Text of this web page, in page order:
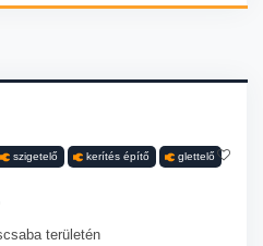
szigetelő kerítés építő glettelő
területén